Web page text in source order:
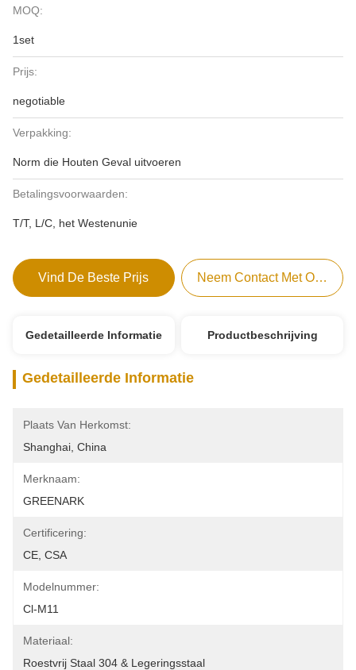
MOQ:
1set
Prijs:
negotiable
Verpakking:
Norm die Houten Geval uitvoeren
Betalingsvoorwaarden:
T/T, L/C, het Westenunie
Vind De Beste Prijs Neem Contact Met Ons Op
Gedetailleerde Informatie Productbeschrijving
Gedetailleerde Informatie
Plaats Van Herkomst:
Shanghai, China
Merknaam:
GREENARK
Certificering:
CE, CSA
Modelnummer:
Cl-M11
Materiaal:
Roestvrij Staal 304 & Legeringsstaal